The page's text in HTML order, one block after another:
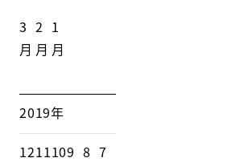
3
月
2
月
1
月
2019年
1211109 8 7